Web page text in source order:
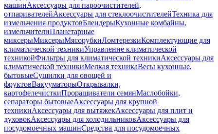
машинАксессуары для пароочистителей,
отпаривателейАксессуары для стеклоочистителейТехника для
измельчения продуктовБлендерыКухонные комбайны,
измельчителиПланетарные
миксерыМиксерыМясорубкиЛомтерезкиКомплектующие для
климатической техникиУправление климатической
техникойФильтры для климатической техникиАксессуары для
климатической техникиМелкая техникаВесы кухонные,
бытовыеСушилки для овощей и
фруктовВакууматорыОткрывалки,
картофелечисткиПроращиватели семянМаслобойки,
сепараторы бытовыеАксессуары для крупной
техникиАксессуары для вытяжекАксессуары для плит и
духовокАксессуары для холодильниковАксессуары для
посудомоечных машинСредства для посудомоечных